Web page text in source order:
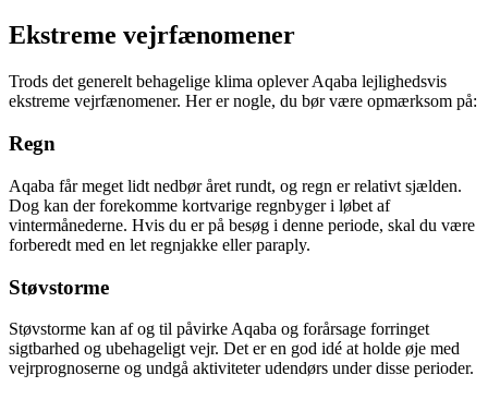
Ekstreme vejrfænomener
Trods det generelt behagelige klima oplever Aqaba lejlighedsvis
ekstreme vejrfænomener. Her er nogle, du bør være opmærksom på:
Regn
Aqaba får meget lidt nedbør året rundt, og regn er relativt sjælden.
Dog kan der forekomme kortvarige regnbyger i løbet af
vintermånederne. Hvis du er på besøg i denne periode, skal du være
forberedt med en let regnjakke eller paraply.
Støvstorme
Støvstorme kan af og til påvirke Aqaba og forårsage forringet
sigtbarhed og ubehageligt vejr. Det er en god idé at holde øje med
vejrprognoserne og undgå aktiviteter udendørs under disse perioder.